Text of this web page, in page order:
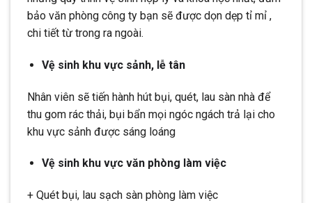
bảo văn phòng công ty bạn sẽ được dọn dẹp tỉ mỉ ,
chi tiết từ trong ra ngoài.
Vệ sinh khu vực sảnh, lễ tân
Nhân viên sẽ tiến hành hút bụi, quét, lau sàn nhà để
thu gom rác thải, bụi bẩn mọi ngóc ngách trả lại cho
khu vực sảnh được sáng loáng
Vệ sinh khu vực văn phòng làm việc
+ Quét bụi, lau sạch sàn phòng làm việc